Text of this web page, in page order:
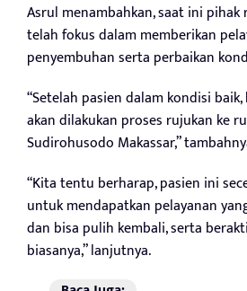
Asrul menambahkan, saat ini
telah fokus dalam memberikan
penyembuhan serta perbaikan
“Setelah pasien dalam kondisi
akan dilakukan proses rujukan ke
Sudirohusodo Makassar,”
“Kita tentu berharap, pasien ini
untuk mendapatkan pelayanan
dan bisa pulih kembali, serta
biasanya,” lanjutnya.